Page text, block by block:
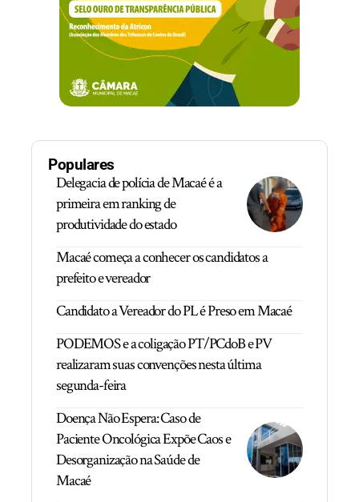
Populares
Delegacia de polícia de Macaé é a
primeira em ranking de
produtividade do estado
Macaé começa a conhecer os candidatos a
prefeito e vereador
Candidato a Vereador do PL é Preso em Macaé
PODEMOS e a coligação PT/PCdoB e PV
realizaram suas convenções nesta última
segunda-feira
Doença Não Espera: Caso de
Paciente Oncológica Expõe Caos e
Desorganização na Saúde de
Macaé